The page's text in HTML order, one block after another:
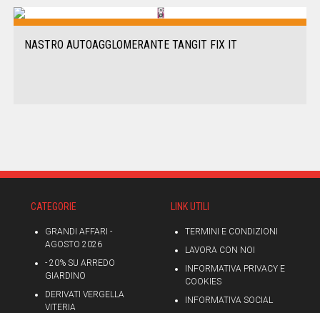
NASTRO AUTOAGGLOMERANTE TANGIT FIX IT
CATEGORIE
GRANDI AFFARI -
AGOSTO 2026
- 20% SU ARREDO
GIARDINO
DERIVATI VERGELLA
VITERIA
LINK UTILI
TERMINI E CONDIZIONI
LAVORA CON NOI
INFORMATIVA PRIVACY E
COOKIES
INFORMATIVA SOCIAL